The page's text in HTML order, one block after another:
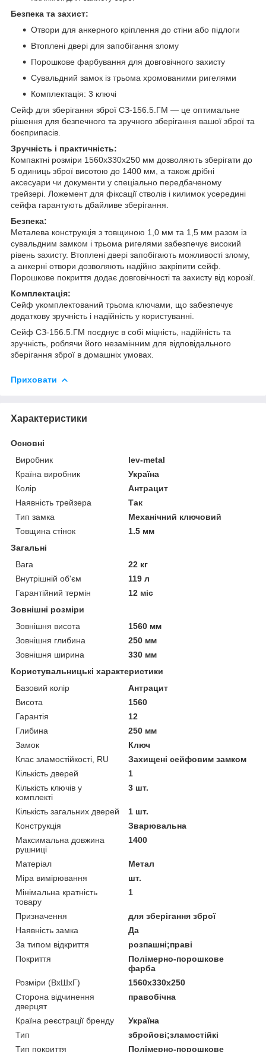
Безпека та захист:
Отвори для анкерного кріплення до стіни або підлоги
Втоплені двері для запобігання злому
Порошкове фарбування для довговічного захисту
Сувальдний замок із трьома хромованими ригелями
Комплектація: 3 ключі
Сейф для зберігання зброї СЗ-156.5.ГМ — це оптимальне
рішення для безпечного та зручного зберігання вашої зброї та
боєприпасів.
Зручність і практичність:
Компактні розміри 1560х330х250 мм дозволяють зберігати до
5 одиниць зброї висотою до 1400 мм, а також дрібні
аксесуари чи документи у спеціально передбаченому
трейзері. Ложемент для фіксації стволів і килимок усередині
сейфа гарантують дбайливе зберігання.
Безпека:
Металева конструкція з товщиною 1,0 мм та 1,5 мм разом із
сувальдним замком і трьома ригелями забезпечує високий
рівень захисту. Втоплені двері запобігають можливості злому,
а анкерні отвори дозволяють надійно закріпити сейф.
Порошкове покриття додає довговічності та захисту від корозії.
Комплектація:
Сейф укомплектований трьома ключами, що забезпечує
додаткову зручність і надійність у користуванні.
Сейф СЗ-156.5.ГМ поєднує в собі міцність, надійність та
зручність, роблячи його незамінним для відповідального
зберігання зброї в домашніх умовах.
Приховати
Характеристики
Основні
Виробник
lev-metal
Країна виробник
Україна
Колір
Антрацит
Наявність трейзера
Так
Тип замка
Механічний ключовий
Товщина стінок
1.5 мм
Загальні
Вага
22 кг
Внутрішній об'єм
119 л
Гарантійний термін
12 міс
Зовнішні розміри
Зовнішня висота
1560 мм
Зовнішня глибина
250 мм
Зовнішня ширина
330 мм
Користувальницькі характеристики
Базовий колір
Антрацит
Висота
1560
Гарантія
12
Глибина
250 мм
Замок
Ключ
Клас зламостійкості, RU
Захищені сейфовим замком
Кількість дверей
1
Кількість ключів у
комплекті
3 шт.
Кількість загальних дверей
1 шт.
Конструкція
Зварювальна
Максимальна довжина
рушниці
1400
Матеріал
Метал
Міра вимірювання
шт.
Мінімальна кратність
товару
1
Призначення
для зберігання зброї
Наявність замка
Да
За типом відкриття
розпашні;праві
Покриття
Полімерно-порошкове
фарба
Розміри (ВхШхГ)
1560х330х250
Сторона відчинення
дверцят
правобічна
Країна реєстрації бренду
Україна
Тип
збройові;зламостійкі
Тип покриття
Полімерно-порошкове